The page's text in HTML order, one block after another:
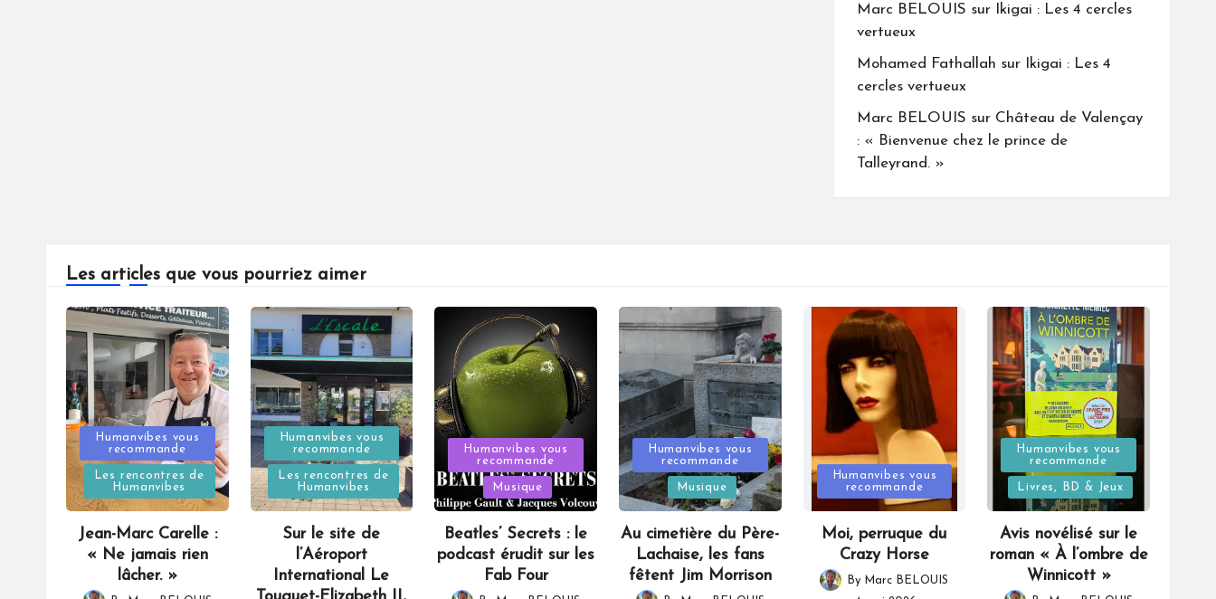
Marc BELOUIS sur
Ikigai : Les 4 cercles
vertueux
Mohamed Fathallah sur
Ikigai : Les 4
cercles vertueux
Marc BELOUIS sur Château de Valençay
: « Bienvenue chez le prince de
Talleyrand. »
Les articles que vous pourriez aimer
Posted
in
Humanvibes vous
recommande
Les rencontres de
Humanvibes
Jean-Marc Carelle :
« Ne jamais rien
lâcher. »
Posted
in
Humanvibes vous
recommande
Les rencontres de
Humanvibes
Sur le site de
l’Aéroport
International Le
Posted
in
Humanvibes vous
recommande
Musique
Beatles’ Secrets : le
podcast érudit sur les
Fab Four
Posted
in
Humanvibes vous
recommande
Musique
Au cimetière du Père-
Lachaise, les fans
fêtent Jim Morrison
Posted
in
Humanvibes vous
recommande
Moi, perruque du
Crazy Horse
Posted
By Marc BELOUIS
Posted
in
Humanvibes vous
recommande
Livres, BD & Jeux
Avis novélisé sur le
roman « À l’ombre de
Winnicott »